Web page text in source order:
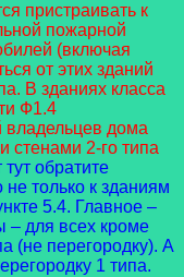
пристраивать к
пожарной
(включая
от этих зданий
В зданиях класса
Ф1.4
владельцев дома
стенами 2-го типа
тут обратите
только к зданиям
5.4. Главное –
– для всех кроме
(не перегородку). А
1 типа.